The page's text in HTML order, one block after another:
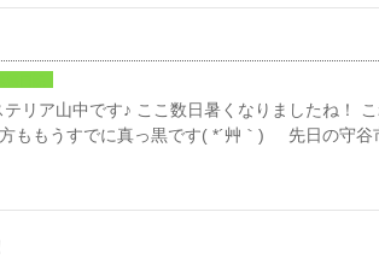
リア山中です♪ ここ数日暑くなりましたね！
ももうすでに真っ黒です( *´艸｀) 先日の守谷